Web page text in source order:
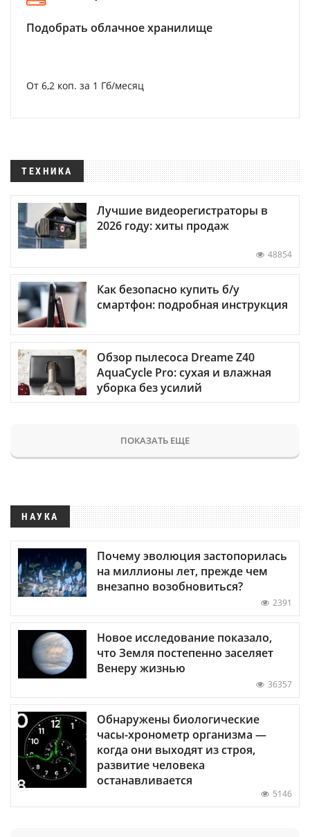
Подобрать облачное хранилище
От 6,2 коп. за 1 Гб/месяц
ТЕХНИКА
Лучшие видеорегистраторы в
2026 году: хиты продаж
48854
Как безопасно купить б/у
смартфон: подробная инструкция
Обзор пылесоса Dreame Z40
AquaCycle Pro: сухая и влажная
уборка без усилий
ПОКАЗАТЬ ЕЩЕ
НАУКА
Почему эволюция застопорилась
на миллионы лет, прежде чем
внезапно возобновиться?
2391
Новое исследование показало,
что Земля постепенно заселяет
Венеру жизнью
36357
Обнаружены биологические
часы-хронометр организма —
когда они выходят из строя,
развитие человека
останавливается
5146